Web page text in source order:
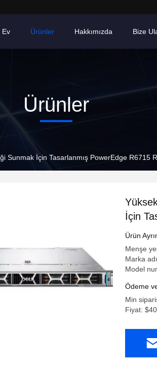
Ev Ürünler Hakkımızda Bize
Ürünler
Sunmak İçin Tasarlanmış PowerEdge R6715
İçin
Ürün
Menşe
Marka
Model
Ödeme
Min
Fiyat: